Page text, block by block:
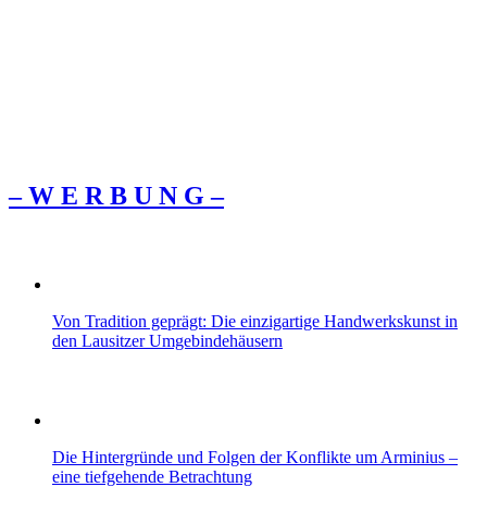
– W Ε R Β U Ν G –
Von Tradition geprägt: Die einzigartige Handwerkskunst in
den Lausitzer Umgebindehäusern
Die Hintergründe und Folgen der Konflikte um Arminius –
eine tiefgehende Betrachtung